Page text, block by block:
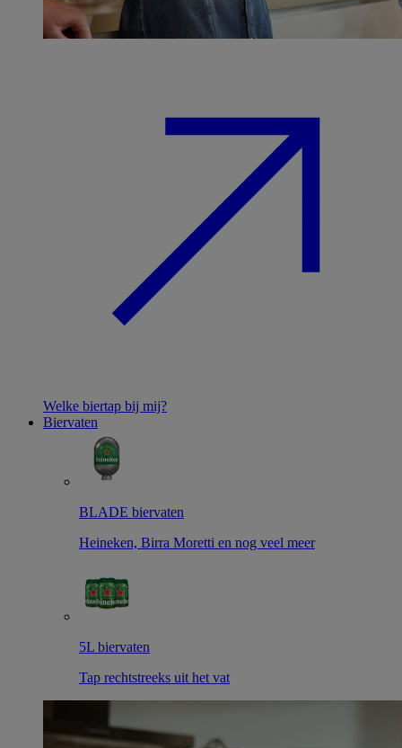
Welke biertap bij mij?
Biervaten
BLADE biervaten
Heineken, Birra Moretti en nog veel meer
5L biervaten
Tap rechtstreeks uit het vat